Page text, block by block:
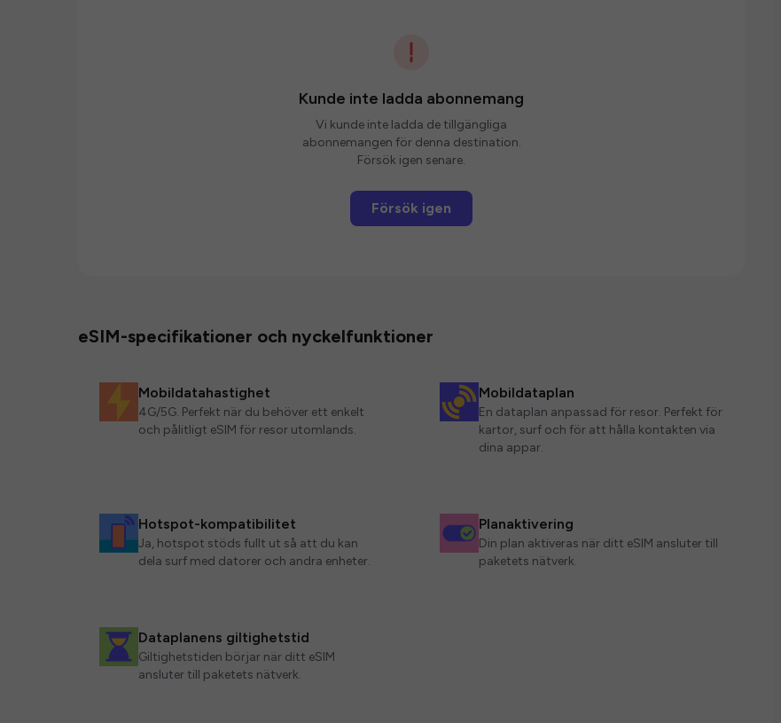
Kunde inte ladda abonnemang
Vi kunde inte ladda de tillgängliga
abonnemangen för denna destination.
Försök igen senare.
Försök igen
eSIM-specifikationer och nyckelfunktioner
Mobildatahastighet
4G/5G. Perfekt när du behöver ett enkelt
och pålitligt eSIM för resor utomlands.
Mobildataplan
En dataplan anpassad för resor. Perfekt för
kartor, surf och för att hålla kontakten via
dina appar.
Hotspot-kompatibilitet
Ja, hotspot stöds fullt ut så att du kan
dela surf med datorer och andra enheter.
Planaktivering
Din plan aktiveras när ditt eSIM ansluter till
paketets nätverk.
Dataplanens giltighetstid
Giltighetstiden börjar när ditt eSIM
ansluter till paketets nätverk.